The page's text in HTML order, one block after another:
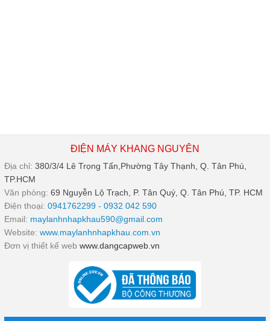
ĐIỆN MÁY KHANG NGUYÊN
Địa chỉ: 380/3/4 Lê Trọng Tấn,Phường Tây Thạnh, Q. Tân Phú,
TP.HCM
Văn phòng: 69 Nguyễn Lộ Trạch, P. Tân Quý, Q. Tân Phú, TP. HCM
Điện thoại: 0941762299 - 0932 042 590
Email: maylanhnhapkhau590@gmail.com
Website: www.maylanhnhapkhau.com.vn
Đơn vị thiết kế web www.dangcapweb.vn